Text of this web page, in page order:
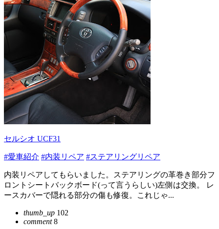
セルシオ UCF31
#愛車紹介 #内装リペア #ステアリングリペア
内装リペアしてもらいました。ステアリングの革巻き部分フ
ロントシートバックボード(って言うらしい)左側は交換。 レ
ースカバーで隠れる部分の傷も修復。これじゃ...
thumb_up 102
comment8